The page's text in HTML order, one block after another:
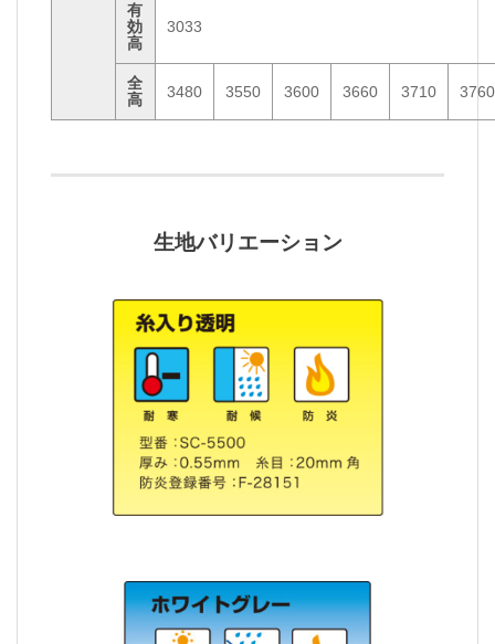
有
効
高
3033
全
高
3480 3550 3600 3660 3710 3760
生地バリエーション